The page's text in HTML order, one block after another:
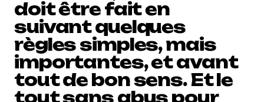
doit être fait en
suivant quelques
règles simples, mais
importantes, et avant
tout de bon sens. Et le
tout sans abus pour